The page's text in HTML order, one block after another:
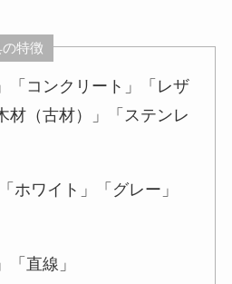
特徴
「コンクリート」「レザ
材（古材）」「ステンレ
ホワイト」「グレー」
「直線」